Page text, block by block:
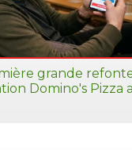
grande
Domino's Pizza